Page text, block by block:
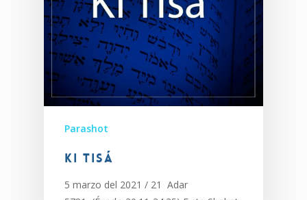
Parashot
Ki Tisá
5 marzo del 2021 / 21 Adar